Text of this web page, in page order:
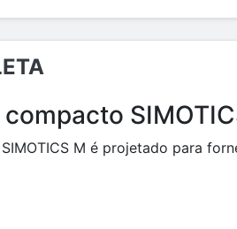
M é projetado para